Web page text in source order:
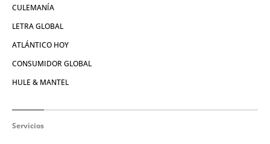
CULEMANÍA
LETRA GLOBAL
ATLÁNTICO HOY
CONSUMIDOR GLOBAL
HULE & MANTEL
Servicios